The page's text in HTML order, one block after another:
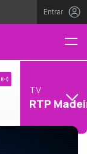
Entrar
TV
RTP